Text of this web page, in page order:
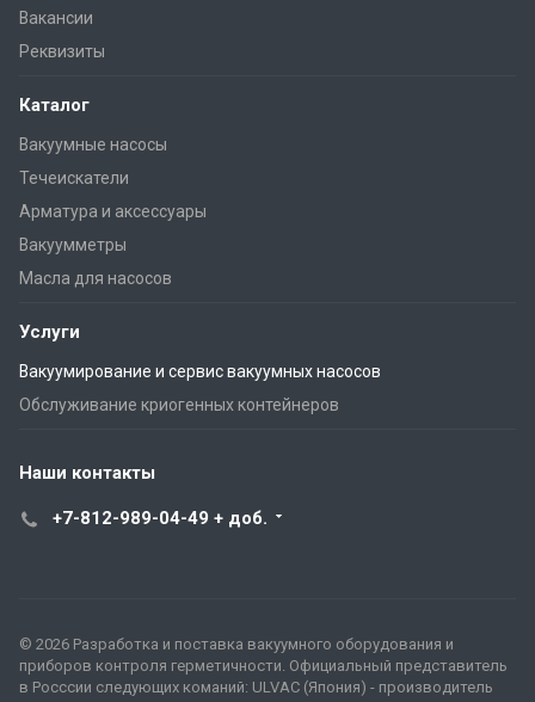
Вакансии
Реквизиты
Каталог
Вакуумные насосы
Течеискатели
Арматура и аксессуары
Вакуумметры
Масла для насосов
Услуги
Вакуумирование и сервис вакуумных насосов
Обслуживание криогенных контейнеров
Наши контакты
+7-812-989-04-49 + доб.
© 2026 Разработка и поставка вакуумного оборудования и
приборов контроля герметичности. Официальный представитель
в Росссии следующих команий: ULVAC (Япония) - производитель